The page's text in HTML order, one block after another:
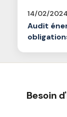
14/02/2024
Audit
Besoin